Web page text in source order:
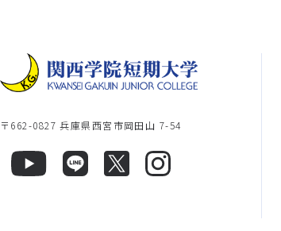
〒662-0827 兵庫県西宮市岡田山 7-54